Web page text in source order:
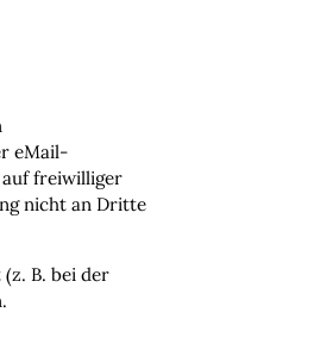
eMail-
auf freiwilliger
nicht an Dritte
B. bei der